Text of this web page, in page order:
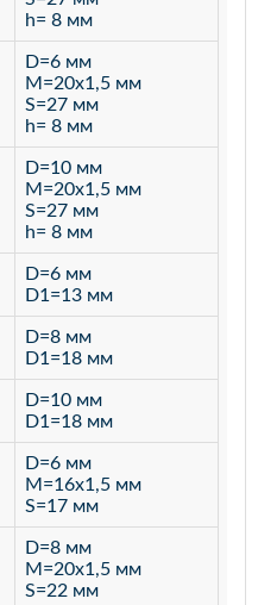
h= 8 мм
D=6 мм
M=20х1,5 мм
S=27 мм
h= 8 мм
D=10 мм
M=20х1,5 мм
S=27 мм
h= 8 мм
D=6 мм
D1=13 мм
D=8 мм
D1=18 мм
D=10 мм
D1=18 мм
D=6 мм
M=16х1,5 мм
S=17 мм
D=8 мм
M=20х1,5 мм
S=22 мм